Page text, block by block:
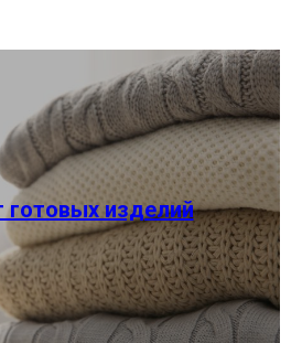
готовых изделий